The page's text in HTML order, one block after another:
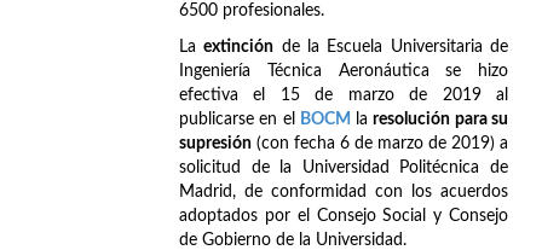
6500 profesionales.
Laextinción de la Escuela Universitaria de
Ingeniería Técnica Aeronáutica se hizo
efectiva el 15 de marzo de 2019 al
publicarse en el
BOCM laresolución para su
supresión (con fecha 6 de marzo de 2019) a
solicitud de la Universidad Politécnica de
Madrid, de conformidad con los acuerdos
adoptados por el Consejo Social y Consejo
de Gobierno de la Universidad.